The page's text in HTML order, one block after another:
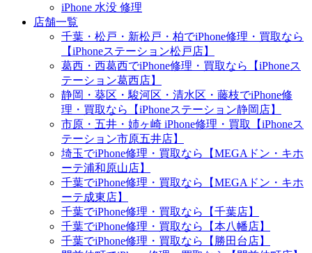
iPhone 水没 修理
店舗一覧
千葉・松戸・新松戸・柏でiPhone修理・買取なら
【iPhoneステーション松戸店】
葛西・西葛西でiPhone修理・買取なら【iPhoneス
テーション葛西店】
静岡・葵区・駿河区・清水区・藤枝でiPhone修
理・買取なら【iPhoneステーション静岡店】
市原・五井・姉ヶ崎 iPhone修理・買取【iPhoneス
テーション市原五井店】
埼玉でiPhone修理・買取なら【MEGAドン・キホ
ーテ浦和原山店】
千葉でiPhone修理・買取なら【MEGAドン・キホ
ーテ成東店】
千葉でiPhone修理・買取なら【千葉店】
千葉でiPhone修理・買取なら【本八幡店】
千葉でiPhone修理・買取なら【勝田台店】